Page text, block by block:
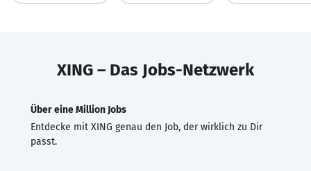
XING – Das Jobs-Netzwerk
Über eine Million Jobs
Entdecke mit XING genau den Job, der wirklich zu Dir
passt.